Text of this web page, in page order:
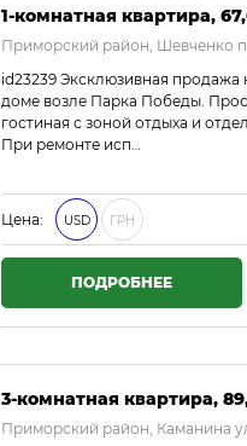
1-комнатная квартира,
Приморский район, Шевченко
id23239 Эксклюзивная продажа
доме возле Парка Победы.
гостиная с зоной отдыха и
При ремонте исп…
Цена: USD ГРН
ПОДРОБНЕЕ
3-комнатная квартира,
Приморский район, Каманина